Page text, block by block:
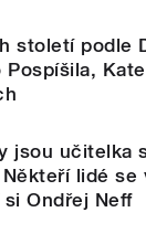
století podle
Pospíšila,
jsou učitelka
Někteří lidé
si Ondřej Neff